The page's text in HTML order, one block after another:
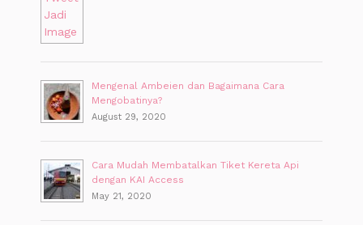
Mengenal Ambeien dan Bagaimana Cara
Mengobatinya?
August 29, 2020
Cara Mudah Membatalkan Tiket Kereta Api
dengan KAI Access
May 21, 2020